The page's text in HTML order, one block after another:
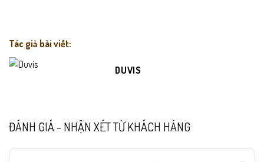
Tác giả bài viết:
DUVIS
ĐÁNH GIÁ - NHẬN XÉT TỪ KHÁCH HÀNG